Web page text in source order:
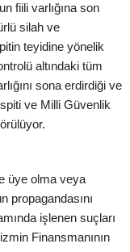
fiili varlığına son
silah ve
teyidine yönelik
altındaki tüm
sona erdirdiği ve
ve Milli Güvenlik
üye olma veya
propagandasını
işlenen suçları
Finansmanının